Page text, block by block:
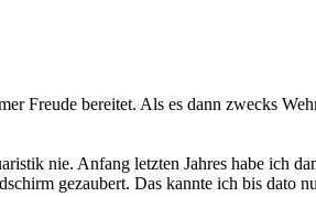
Freude bereitet. Als es dann zwecks
nie. Anfang letzten Jahres habe ich
gezaubert. Das kannte ich bis dato